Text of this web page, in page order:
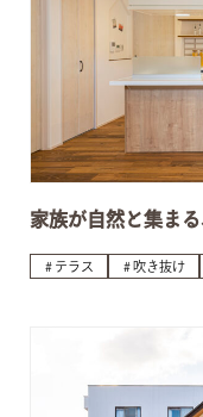
家族が自然と集ま
テラス 吹き抜け